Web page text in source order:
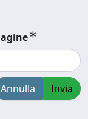
Annulla Invia